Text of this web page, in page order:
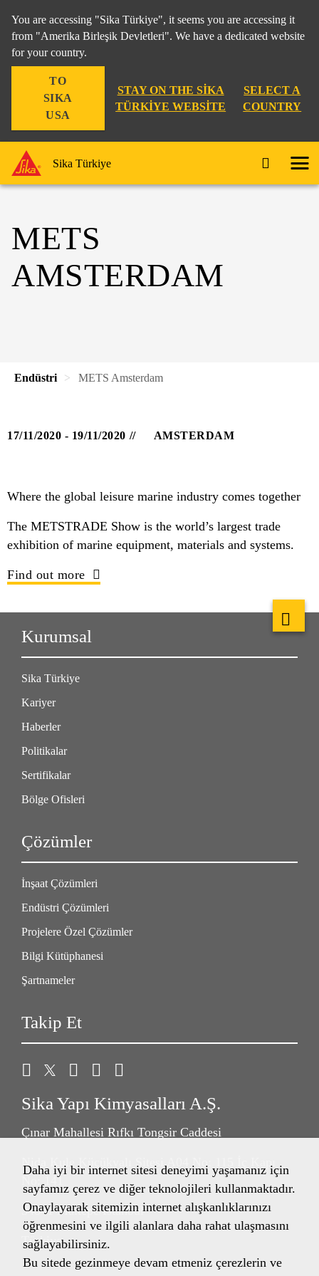
You are accessing "Sika Türkiye", it seems you are accessing it
from "Amerika Birleşik Devletleri". We have a dedicated website
for your country.
TO
SIKA
USA
STAY ON THE SIKA
TÜRKIYE WEBSITE
SELECT A
COUNTRY
Sika Türkiye
METS
AMSTERDAM
Endüstri METS Amsterdam
17/11/2020 - 19/11/2020 AMSTERDAM
Where the global leisure marine industry comes together
The METSTRADE Show is the world’s largest trade
exhibition of marine equipment, materials and systems.
Find out more
Kurumsal
Sika Türkiye
Kariyer
Haberler
Politikalar
Sertifikalar
Bölge Ofisleri
Çözümler
İnşaat Çözümleri
Endüstri Çözümleri
Projelere Özel Çözümler
Bilgi Kütüphanesi
Şartnameler
Takip Et
Sika Yapı Kimyasalları A.Ş.
Çınar Mahallesi Rıfkı Tongsir Caddesi
Nida Kule Küçükyalı Sitesi A04 No: 115 İç Kapı
No: 141
34841 Maltepe/İstanbul
Türkiye
Daha iyi bir internet sitesi deneyimi yaşamanız için
sayfamız çerez ve diğer teknolojileri kullanmaktadır.
Onaylayarak sitemizin internet alışkanlıklarınızı
öğrenmesini ve ilgili alanlara daha rahat ulaşmasını
sağlayabilirsiniz.
Bu sitede gezinmeye devam etmeniz çerezlerin ve